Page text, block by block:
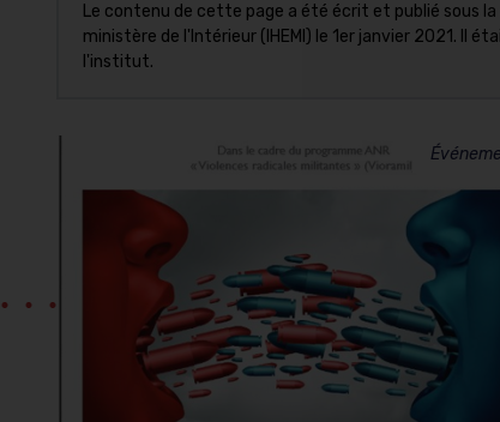
Le contenu de cette page a été écrit et publié sous
ministère de l'Intérieur (IHEMI) le 1er janvier 2021. Il
l'institut.